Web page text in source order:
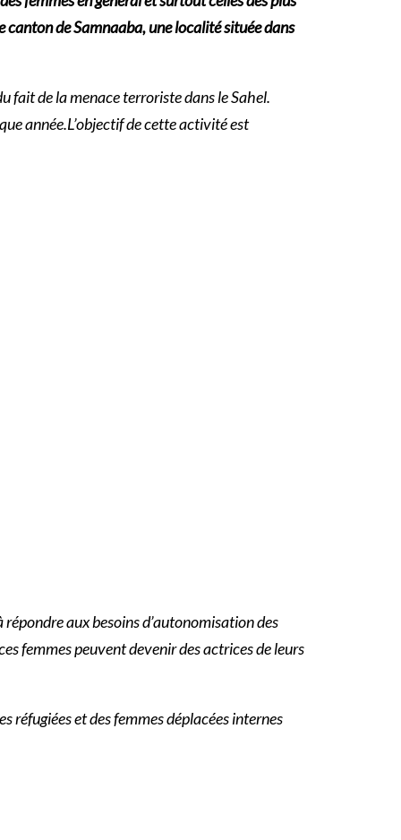
de Samnaaba, une localité située dans
fait de la menace terroriste dans le Sahel.
année.L’objectif de cette activité est
aux besoins d’autonomisation des
femmes peuvent devenir des actrices de leurs
réfugiées et des femmes déplacées internes